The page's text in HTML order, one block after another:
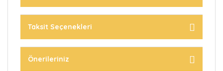
Taksit Seçenekleri
Önerileriniz